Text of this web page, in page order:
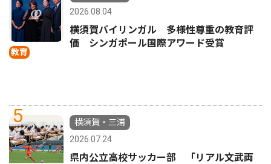
教育
2026.08.04
横須賀バイリンガル 多様性尊重の教育評
価 シンガポール国際アワード受賞
5
横須賀・三浦
2026.07.24
県内公立高校サッカー部 「リアル文武両